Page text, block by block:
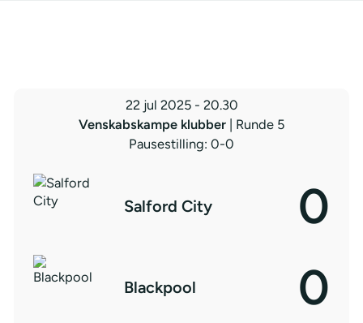
22 jul 2025 - 20.30
Venskabskampe klubber
| Runde 5
Pausestilling: 0-0
Salford City 0
Blackpool 0